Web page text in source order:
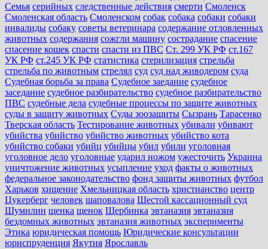
Семья серийных следственные действия смерти Смоленск
Смоленская область Смоленском собак собака собаки собаки
инвалиды собаку советы ветеринара содержание отловленных
животных содержания сожгли машину сострадание спасение
спасение кошек спасти спасти из ПВС Ст. 299 УК РФ ст.167
УК РФ ст.245 УК РФ статистика стерилизация стрельба
стрельба по животным стрелял суд суд над живодером суда
Судебная борьба за права Судебное заедание судебное
заседание судебное разбирательство судебное разбирательство
ПВС судебные дела судебные процессы по защите животных
суды в защиту животных Суды зоозащиты Сызрань Тарасенко
Тверская область Тестирование животных убивали убивают
убийства убийство убийство животных убийство кота
убийство собаки убийц убийцы убил убили уголовная
уголовное дело уголовные ударил ножом ужесточить Украина
уничтожение животных усыпление уход факты о животных
федеральное законодательство фонд защиты животных футбол
Харьков хищение Хмельницкая область христианство центр
Цукерберг человек шаповалова Шестой кассационный суд
Шумилин щенка щенок Щербинка эвтаназия эвтаназия
бездомных животных эвтаназия животных эксперименты
Этика юридическая помощь Юридические консультации
юриспруденция Якутия Ярославль